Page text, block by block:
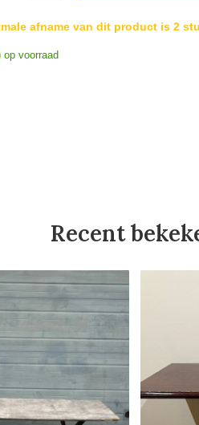
afname van dit product is 2
voorraad
Recent